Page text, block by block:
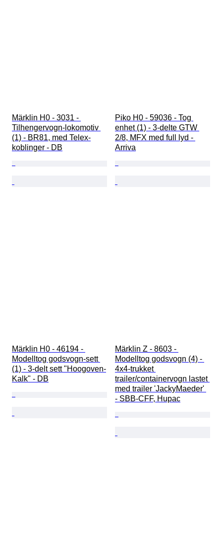
Märklin H0 - 3031 -
Tilhengervogn-lokomotiv
(1) - BR81, med Telex-
koblinger - DB
Piko H0 - 59036 - Tog
enhet (1) - 3-delte GTW
2/8, MFX med full lyd -
Arriva
Märklin H0 - 46194 -
Modelltog godsvogn-sett
(1) - 3-delt sett "Hoogoven-
Kalk" - DB
Märklin Z - 8603 -
Modelltog godsvogn (4) -
4x4-trukket
trailer/containervogn lastet
med trailer 'JackyMaeder'
- SBB-CFF, Hupac